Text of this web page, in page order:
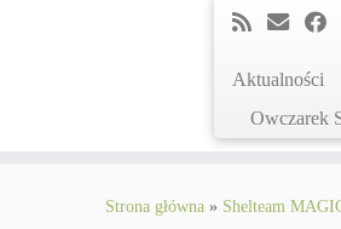
Aktualności
Owczarek
Strona główna » Shelteam